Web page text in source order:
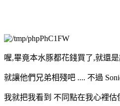
喔,畢竟本水豚都花錢買了,就還
就讓他們兄弟相殘吧 .... 不過
我就把我看到 不同點在我心裡